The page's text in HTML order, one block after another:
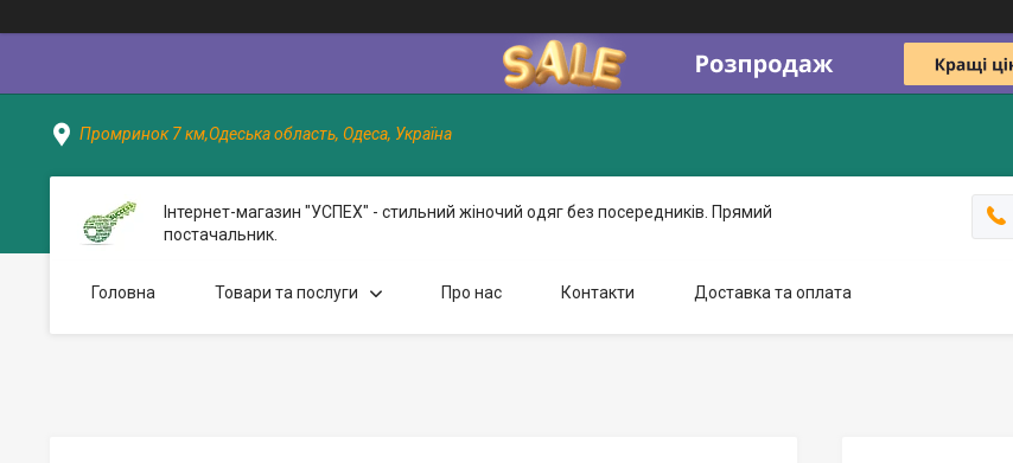
Промринок 7 км,Одеська область, Одеса, Україна
Інтернет-магазин "УСПЕХ" - стильний жіночий одяг без посередників. Прямий
постачальник.
Головна Товари та послуги Про нас Контакти Доставка та оплата